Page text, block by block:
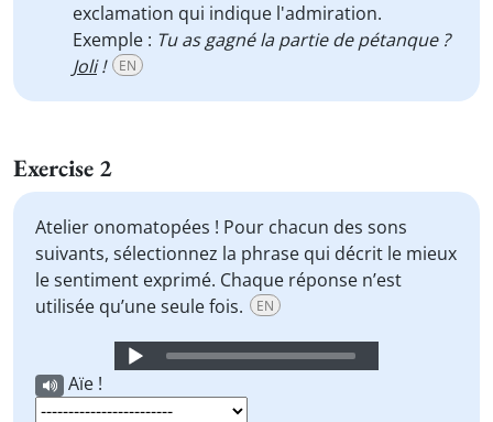
exclamation qui indique l'admiration.
Exemple : Tu as gagné la partie de pétanque ?
Joli! EN
Exercise 2
Atelier onomatopées ! Pour chacun des sons
suivants, sélectionnez la phrase qui décrit le mieux
le sentiment exprimé. Chaque réponse n’est
utilisée qu’une seule fois.
EN
Audio
Aïe !